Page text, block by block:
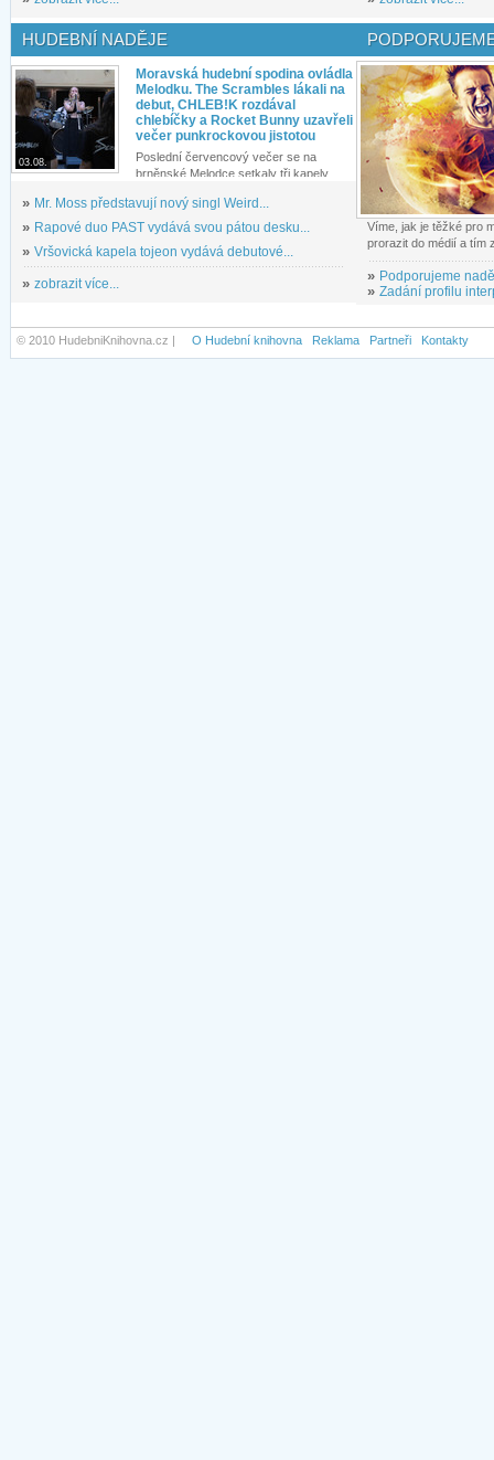
HUDEBNÍ NADĚJE
03.08.
Moravská hudební spodina ovládla
Melodku. The Scrambles lákali na
debut, CHLEB!K rozdával
chlebíčky a Rocket Bunny uzavřeli
večer punkrockovou jistotou
Poslední červencový večer se na
brněnské Melodce setkaly tři kapely...
» Mr. Moss představují nový singl Weird...
» Rapové duo PAST vydává svou pátou desku...
» Vršovická kapela tojeon vydává debutové...
» zobrazit více...
Víme, jak je těžké pro
prorazit do médií a tím
» Podporujeme
» Zadání profilu
© 2010 HudebniKnihovna.cz | O Hudební knihovna Reklama Partneři Kontakty